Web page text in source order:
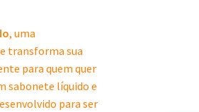
, uma
transforma sua
para quem quer
sabonete líquido e
para ser